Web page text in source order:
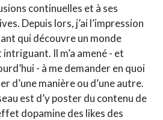
continuelles et à ses
Depuis lors, j’ai l’impression
qui découvre un monde
Il m’a amené - et
- à me demander en quoi
d’une manière ou d’une autre.
est d’y poster du contenu de
dopamine des likes des